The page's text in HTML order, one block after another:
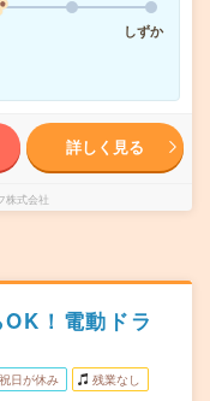
しずか
詳しく見る
株式会社
OK！電動ドラ
日が休み 残業なし